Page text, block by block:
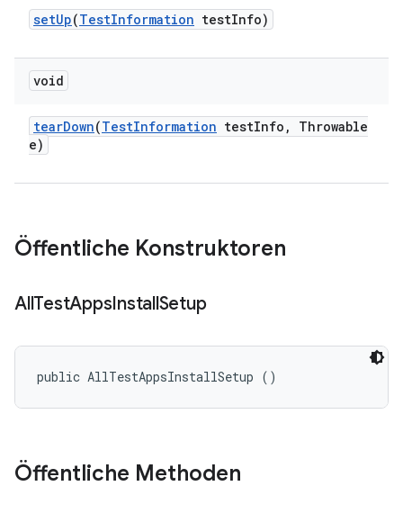
setUp(TestInformation testInfo)
void
tearDown(TestInformation testInfo ,
Throwable
e)
Öffentliche Konstruktoren
AllTestAppsInstallSetup
public AllTestAppsInstallSetup ()
Öffentliche Methoden